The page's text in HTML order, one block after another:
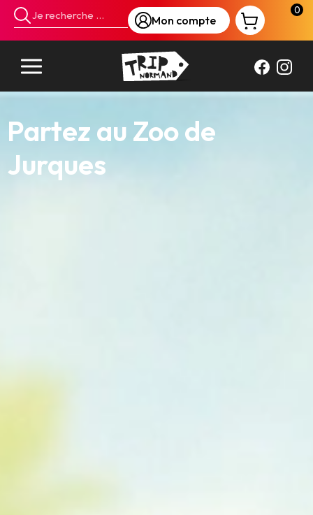
Mon compte
0
Offre Goélia
Panneau de gestion des cookies